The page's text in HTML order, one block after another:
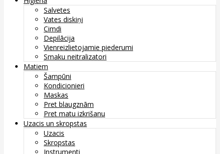
Salvetes
Vates diskiņi
Cimdi
Depilācija
Vienreizlietojamie piederumi
Smaku neitralizatori
Matiem
Šampūni
Kondicionieri
Maskas
Pret blaugznām
Pret matu izkrišanu
Uzacis un skropstas
Uzacis
Skropstas
Instrumenti